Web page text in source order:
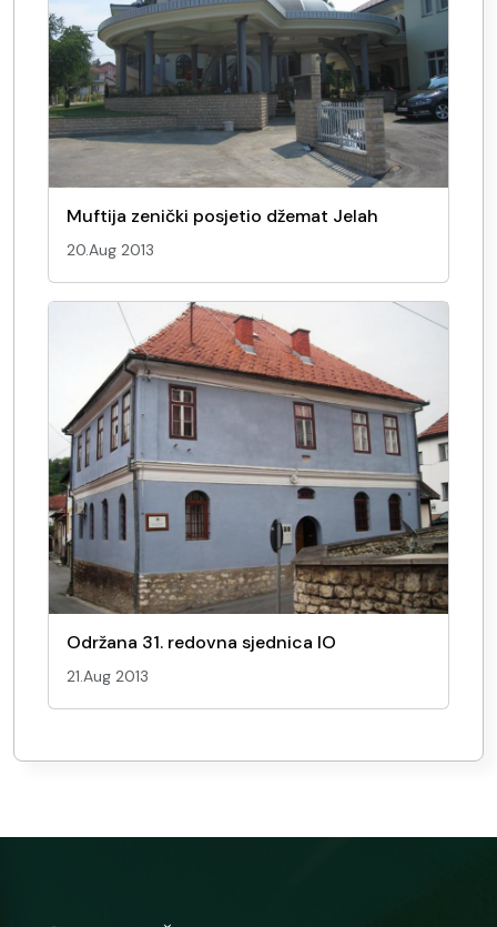
Muftija zenički posjetio džemat Jelah
20.Aug 2013
Održana 31. redovna sjednica IO
21.Aug 2013